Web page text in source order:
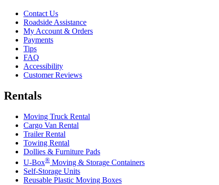
Contact Us
Roadside Assistance
My Account & Orders
Payments
Tips
FAQ
Accessibility
Customer Reviews
Rentals
Moving Truck Rental
Cargo Van Rental
Trailer Rental
Towing Rental
Dollies & Furniture Pads
U-Box® Moving & Storage Containers
Self-Storage Units
Reusable Plastic Moving Boxes